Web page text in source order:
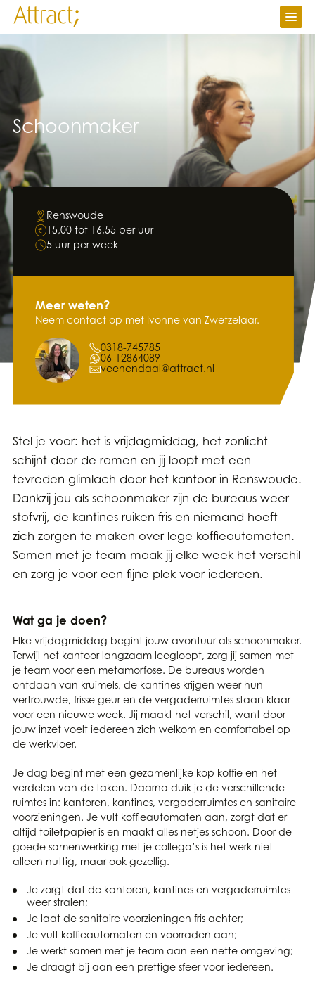
Vacatures
Ik zoek werk
Ik zoek personeel
Over Attract
Contact
Nieuws
Schoonmaker
Renswoude
15,00 tot 16,55 per uur
5 uur per week
Meer weten?
Neem contact op met Ivonne van Zwetzelaar.
0318-745785
06-12864089
veenendaal@attract.nl
Stel je voor: het is vrijdagmiddag, het zonlicht
schijnt door de ramen en jij loopt met een
tevreden glimlach door het kantoor in Renswoude.
Dankzij jou als schoonmaker zijn de bureaus weer
stofvrij, de kantines ruiken fris en niemand hoeft
zich zorgen te maken over lege koffieautomaten.
Samen met je team maak jij elke week het verschil
en zorg je voor een fijne plek voor iedereen.
Wat ga je doen?
Elke vrijdagmiddag begint jouw avontuur als schoonmaker.
Terwijl het kantoor langzaam leegloopt, zorg jij samen met
je team voor een metamorfose. De bureaus worden
ontdaan van kruimels, de kantines krijgen weer hun
vertrouwde, frisse geur en de vergaderruimtes staan klaar
voor een nieuwe week. Jij maakt het verschil, want door
jouw inzet voelt iedereen zich welkom en comfortabel op
de werkvloer.
Je dag begint met een gezamenlijke kop koffie en het
verdelen van de taken. Daarna duik je de verschillende
ruimtes in: kantoren, kantines, vergaderruimtes en sanitaire
voorzieningen. Je vult koffieautomaten aan, zorgt dat er
altijd toiletpapier is en maakt alles netjes schoon. Door de
goede samenwerking met je collega’s is het werk niet
alleen nuttig, maar ook gezellig.
Je zorgt dat de kantoren, kantines en vergaderruimtes
weer stralen;
Je laat de sanitaire voorzieningen fris achter;
Je vult koffieautomaten en voorraden aan;
Je werkt samen met je team aan een nette omgeving;
Je draagt bij aan een prettige sfeer voor iedereen.